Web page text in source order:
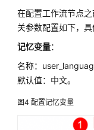
计
附
高
在配置工作流节点
关参数配置如下，具
记忆变量：
名称：
默认值：中文。
图4 配置记忆变量